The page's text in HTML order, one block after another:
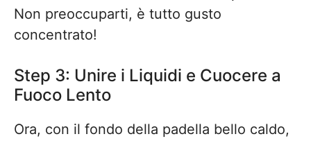
Non preoccuparti, è tutto gusto
concentrato!
Step 3: Unire i Liquidi e Cuocere a
Fuoco Lento
Ora, con il fondo della padella bello caldo,